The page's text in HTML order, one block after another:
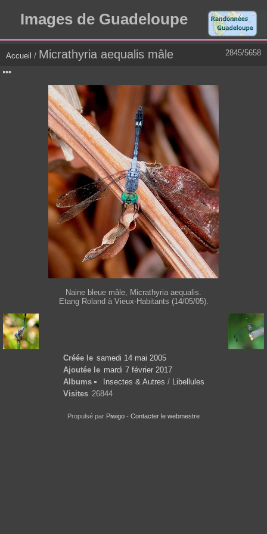
Images de Guadeloupe
2845/5658
Accueil / Micrathyria aequalis mâle
Naine bleue mâle, Micrathyria aequalis.
Etang Roland à Vieux-Habitants (14/05/05).
Créée le samedi 14 mai 2005
Ajoutée le mardi 7 février 2017
Albums
Insectes & Autres / Libellules
Visites 26844
Propulsé par Piwigo - Contacter le webmestre